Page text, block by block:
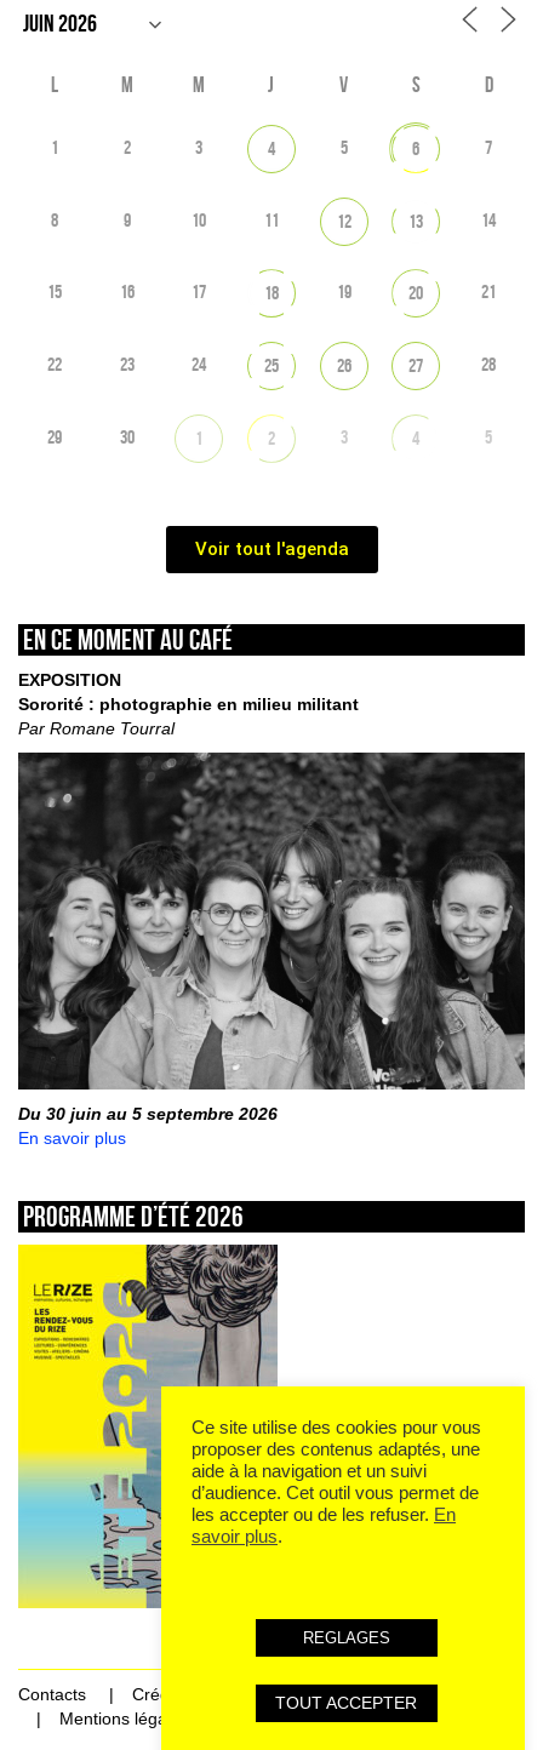
L M M J V S D
1 2 3 4 5 6 7
8 9 10 11 12 13 14
15 16 17 18 19 20 21
22 23 24 25 26 27 28
29 30 1 2 3 4 5
Voir tout l'agenda
En ce moment au café
EXPOSITION
Sororité : photographie en milieu militant
Par Romane Tourral
Du 30 juin au 5 septembre 2026
En savoir plus
Programme d’été 2026
Contacts
Crédits
Mentions légales et données personnelles
Ce site utilise des cookies pour vous
proposer des contenus adaptés, une
aide à la navigation et un suivi
d’audience. Cet outil vous permet de
les accepter ou de les refuser. En
savoir plus.
REGLAGES
TOUT ACCEPTER